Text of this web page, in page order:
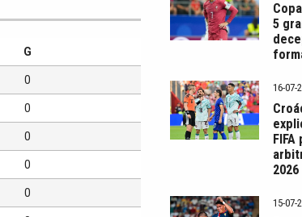
G
0
0
0
0
0
5
16-07-
2026
15-07-